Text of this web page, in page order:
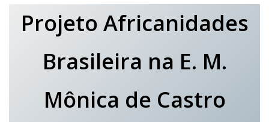
Projeto Africanidades
Brasileira na E. M.
Mônica de Castro